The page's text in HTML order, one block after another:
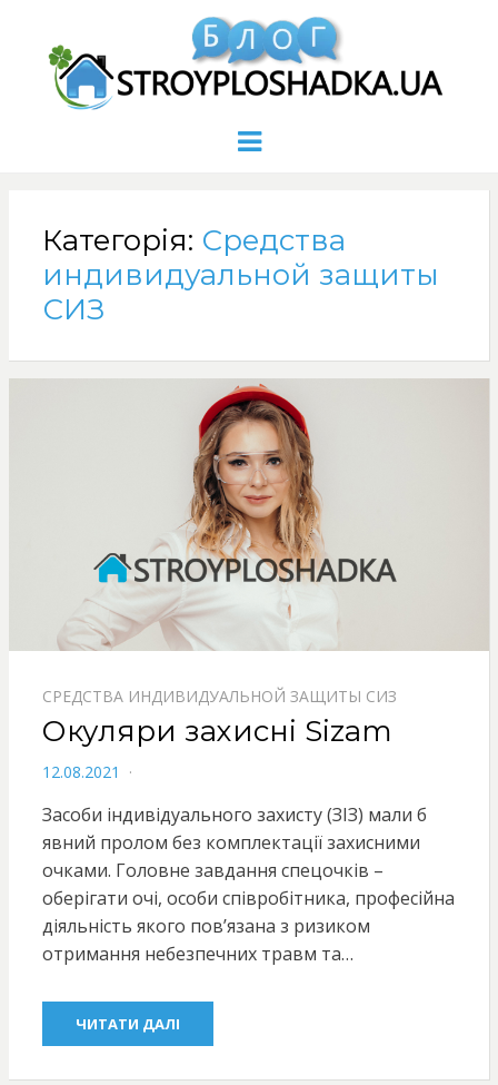
Menu
Категорія: Средства
индивидуальной защиты
СИЗ
СРЕДСТВА ИНДИВИДУАЛЬНОЙ ЗАЩИТЫ СИЗ
Окуляри захисні Sizam
POSTED
12.08.2021
Засоби індивідуального захисту (ЗІЗ) мали б
явний пролом без комплектації захисними
очками. Головне завдання спецочків –
оберігати очі, особи співробітника, професійна
діяльність якого пов’язана з ризиком
отримання небезпечних травм та…
ЧИТАТИ ДАЛІ